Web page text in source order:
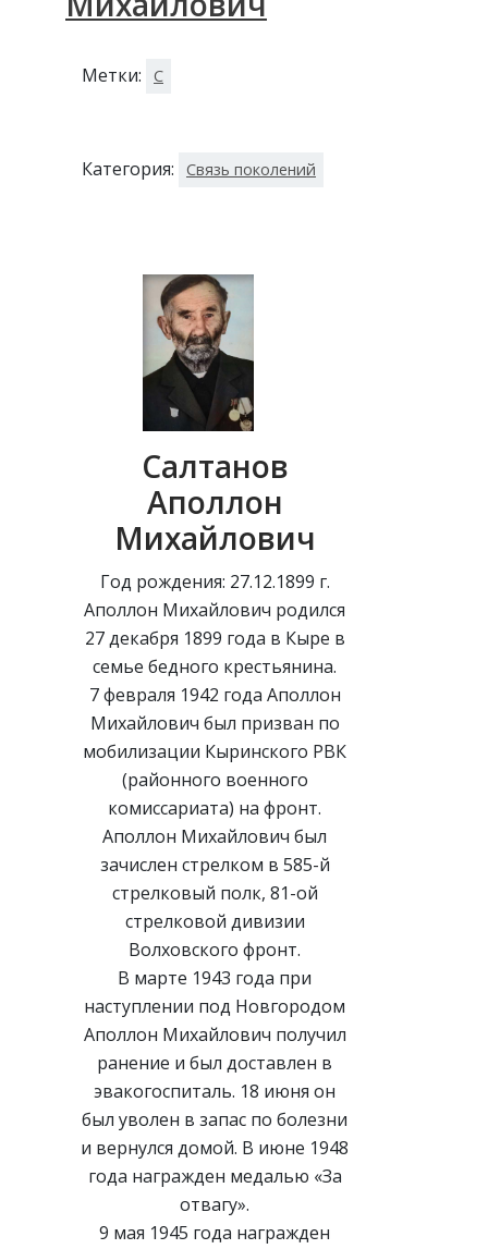
Метки: С
Категория: Связь поколений
Салтанов
Аполлон
Михайлович
Год рождения: 27.12.1899 г.
Аполлон Михайлович родился
27 декабря 1899 года в Кыре в
семье бедного крестьянина.
7 февраля 1942 года Аполлон
Михайлович был призван по
мобилизации Кыринского РВК
(районного военного
комиссариата) на фронт.
Аполлон Михайлович был
зачислен стрелком в 585-й
стрелковый полк, 81-ой
стрелковой дивизии
Волховского фронт.
В марте 1943 года при
наступлении под Новгородом
Аполлон Михайлович получил
ранение и был доставлен в
эвакогоспиталь. 18 июня он
был уволен в запас по болезни
и вернулся домой. В июне 1948
года награжден медалью «За
отвагу».
9 мая 1945 года награжден